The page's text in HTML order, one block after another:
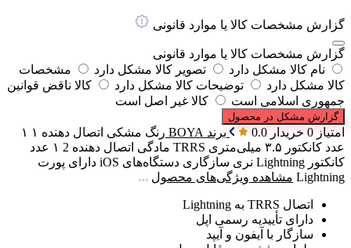
گزارش مشخصات کالا یا موارد قانونی
گزارش مشخصات کالا یا موارد قانونی
نام کالا مشکل دارد
تصویر کالا مشکل دارد
مشخصات
کالا مشکل دارد
توضیحات کالا مشکل دارد
کالا ناقض قوانین
جمهوری اسلامی است
کالا غیر اصل است
گزارش مشکل در محصول
امتیاز 0 خریدار 0.0 برند BOYA رنگ مشکی اتصال دهنده ۱
۱
عدد کانکتور ۳.۵ میلی‌متری TRRS مادگی
اتصال دهنده 2
۱ عدد
کانکتور Lightning نری
سازگاری
دستگاه‌های iOS دارای پورت
Lightning مشاهده ویژگی‌های محصول
اتصال TRRS به Lightning
دارای تأییدیه رسمی اپل
سازگار با آیفون و آیپد